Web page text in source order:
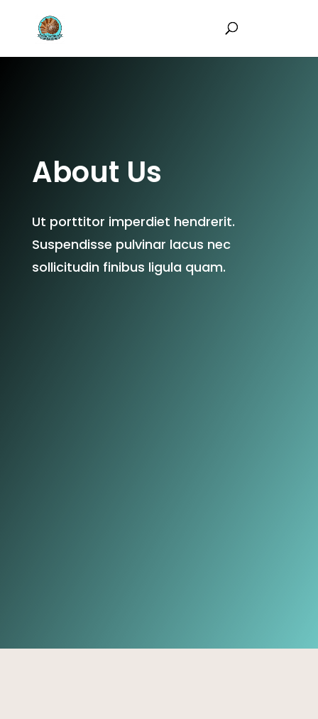
About Us
Ut porttitor imperdiet hendrerit.
Suspendisse pulvinar lacus nec
sollicitudin finibus ligula quam.